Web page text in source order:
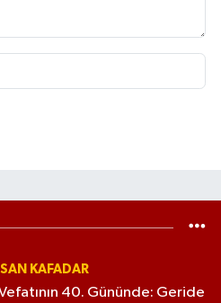
KAFADAR
40. Gününde: Geride